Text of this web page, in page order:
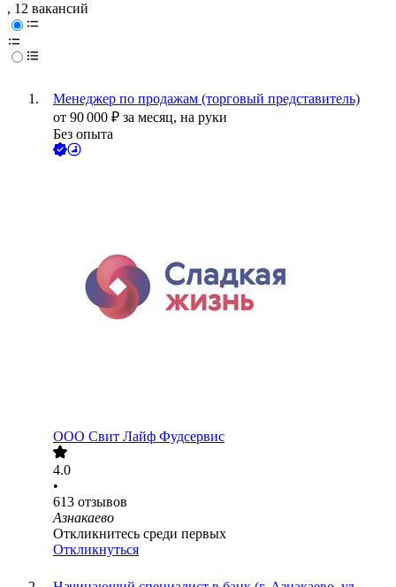
, 12 вакансий
Менеджер по продажам (торговый представитель)
от 90 000 ₽ за месяц, на руки
Без опыта
ООО Свит Лайф Фудсервис
4.0
•
613 отзывов
Азнакаево
Откликнитесь среди первых
Откликнуться